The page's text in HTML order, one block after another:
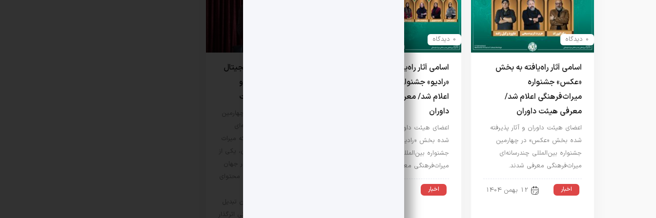
0 دیدگاه
اسامی آثار راه‌یافته به بخش
«عکس» جشنواره
میراث‌فرهنگی اعلام شد/
معرفی هیئت داوران
اعضای هیئت داوران و آثار پذیرفته
شده بخش «عکس» در چهارمین
جشنواره بین‌المللی چندرسانه‌ای
میراث‌فرهنگی معرفی شدند.
اخبار 12 بهمن 1404
0 دیدگاه
اسامی آثار راه‌یافته به بخش
«رادیو» جشنواره میراث‌فرهنگی
اعلام شد/ معرفی هیئت
داوران
اعضای هیئت داوران و آثار پذیرفته
شده بخش «رادیو» در چهارمین
جشنواره بین‌المللی چندرسانه‌ای
میراث‌فرهنگی معرفی شدند.
اخبار
آرش نورآقایی: میراث دیجیتال
نیازمند تعریف، آموزش و
چارچوب‌های روشن است
داور بخش میراث دیجیتال چهارمین
جشنواره بین‌المللی چندرسانه‌ای
میراث‌فرهنگی معتقد است که میراث
دیجیتال، با وجود نوپا بودن، یکی از
قدرتمندترین اشکال میراث در جهان
امروز است؛ میراثی که بدون محتوای
چارچوب‌های مشخص، امکان تبدیل
شدن به یک محصول فرهنگی اثرگذار